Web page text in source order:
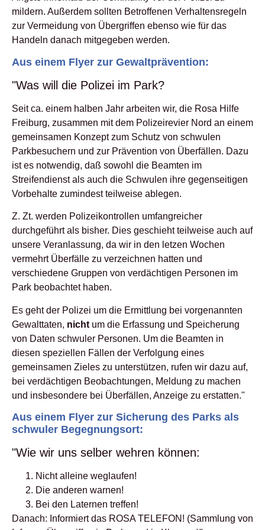
mildern. Außerdem sollten Betroffenen Verhaltensregeln
zur Vermeidung von Übergriffen ebenso wie für das
Handeln danach mitgegeben werden.
Aus einem Flyer zur Gewaltprävention:
"Was will die Polizei im Park?
Seit ca. einem halben Jahr arbeiten wir, die Rosa Hilfe
Freiburg, zusammen mit dem Polizeirevier Nord an einem
gemeinsamen Konzept zum Schutz von schwulen
Parkbesuchern und zur Prävention von Überfällen. Dazu
ist es notwendig, daß sowohl die Beamten im
Streifendienst als auch die Schwulen ihre gegenseitigen
Vorbehalte zumindest teilweise ablegen.
Z. Zt. werden Polizeikontrollen umfangreicher
durchgeführt als bisher. Dies geschieht teilweise auch auf
unsere Veranlassung, da wir in den letzen Wochen
vermehrt Überfälle zu verzeichnen hatten und
verschiedene Gruppen von verdächtigen Personen im
Park beobachtet haben.
Es geht der Polizei um die Ermittlung bei vorgenannten
Gewalttaten, nicht um die Erfassung und Speicherung
von Daten schwuler Personen. Um die Beamten in
diesen speziellen Fällen der Verfolgung eines
gemeinsamen Zieles zu unterstützen, rufen wir dazu auf,
bei verdächtigen Beobachtungen, Meldung zu machen
und insbesondere bei Überfällen, Anzeige zu erstatten."
Aus einem Flyer zur Sicherung des Parks als
schwuler Begegnungsort:
"Wie wir uns selber wehren können:
Nicht alleine weglaufen!
Die anderen warnen!
Bei den Laternen treffen!
Danach: Informiert das ROSA TELEFON! (Sammlung von